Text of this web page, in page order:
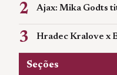
2 Ajax: Mika Godts
3 Hradec Kralove x
Seções